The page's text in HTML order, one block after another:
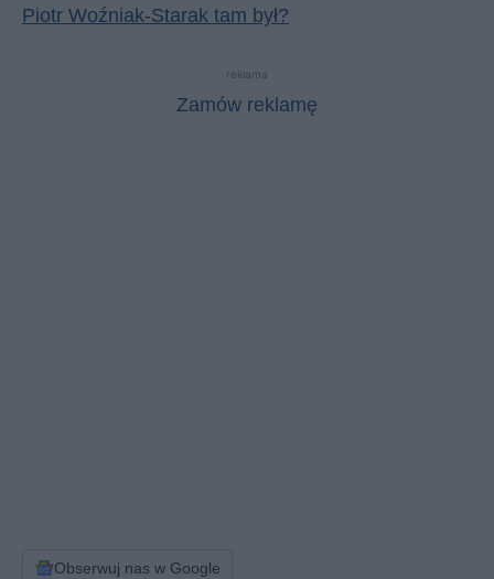
Piotr Woźniak-Starak tam był?
reklama
Zamów reklamę
Obserwuj nas w Google